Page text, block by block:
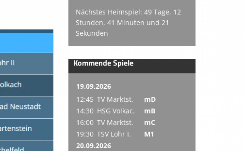
Nächstes Heimspiel: 49 Tage, 12
Stunden, 41 Minuten und 20
Sekunden
Kommende Spiele
19.09.2026
12:45 TV Marktst.
mD
14:30 HSG Volkac.
mB
16:00 TV Marktst.
mC
19:30 TSV Lohr I.
M1
20.09.2026